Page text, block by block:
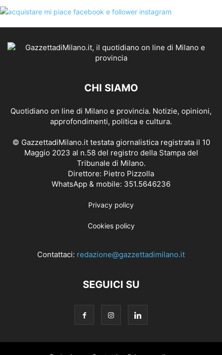
CHI SIAMO
Quotidiano on line di Milano e provincia. Notizie, opinioni,
approfondimenti, politica e cultura.
© GazzettadiMilano.it testata giornalistica registrata il 10
Maggio 2023 al n.58 del registro della Stampa del
Tribunale di Milano.
Direttore: Pietro Pizzolla
WhatsApp & mobile: 351.5646236
Privacy policy
Cookies policy
Contattaci: redazione@gazzettadimilano.it
SEGUICI SU